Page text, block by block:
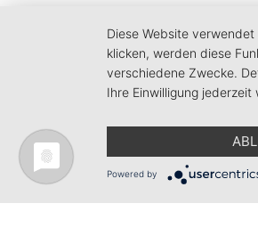
Diese Website
klicken, werden diese
verschiedene Zwecke.
Ihre Einwilligung jederzeit
Powered by